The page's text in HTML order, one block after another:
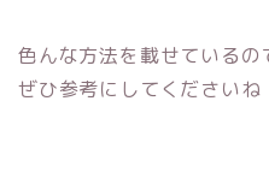
色んな方法を載せているの
ぜひ参考にしてくださいね